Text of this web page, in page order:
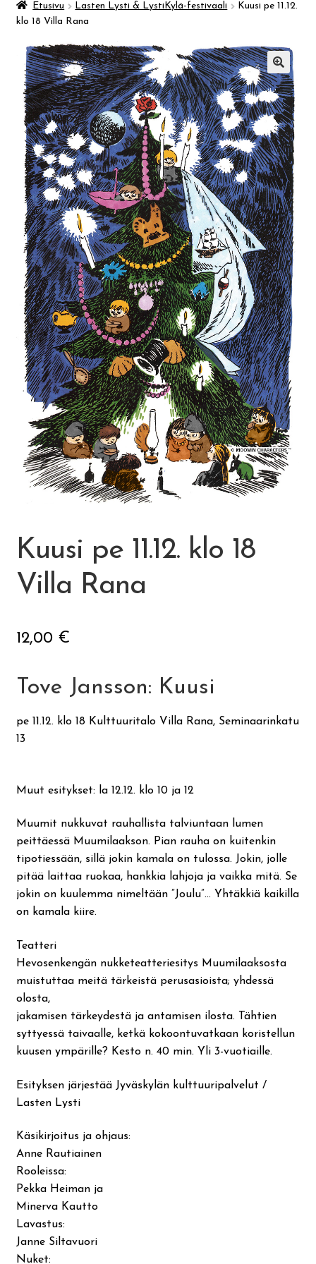
Taidemuseo & Ratamo
Suomen käsityön museo
Skeittihalli
Varhaiskasvatus
Ateria- ja välipalamaksut
Mämminiemi
Taideapteekki
Kirjasto
Visit Jyvaskyla Region
Valon Kaupunki
Lasten Lysti & LystiKylä-festivaali
Ohje
Etusivu Lasten Lysti & LystiKylä-festivaali
Kuusi pe 11.12.
klo 18 Villa Rana
🔍
Kuusi pe 11.12. klo 18
Villa Rana
12,00 €
Tove Jansson: Kuusi
pe 11.12. klo 18 Kulttuuritalo Villa Rana, Seminaarinkatu
13
Muut esitykset: la 12.12. klo 10 ja 12
Muumit nukkuvat rauhallista talviuntaan lumen
peittäessä Muumilaakson. Pian rauha on kuitenkin
tipotiessään, sillä jokin kamala on tulossa. Jokin, jolle
pitää laittaa ruokaa, hankkia lahjoja ja vaikka mitä. Se
jokin on kuulemma nimeltään ”Joulu”... Yhtäkkiä kaikilla
on kamala kiire.
Teatteri
Hevosenkengän nukketeatteriesitys Muumilaaksosta
muistuttaa meitä tärkeistä perusasioista; yhdessä
olosta,
jakamisen tärkeydestä ja antamisen ilosta. Tähtien
syttyessä taivaalle, ketkä kokoontuvatkaan koristellun
kuusen ympärille? Kesto n. 40 min. Yli 3-vuotiaille.
Esityksen järjestää Jyväskylän kulttuuripalvelut /
Lasten Lysti
Käsikirjoitus ja ohjaus:
Anne Rautiainen
Rooleissa:
Pekka Heiman ja
Minerva Kautto
Lavastus:
Janne Siltavuori
Nuket: